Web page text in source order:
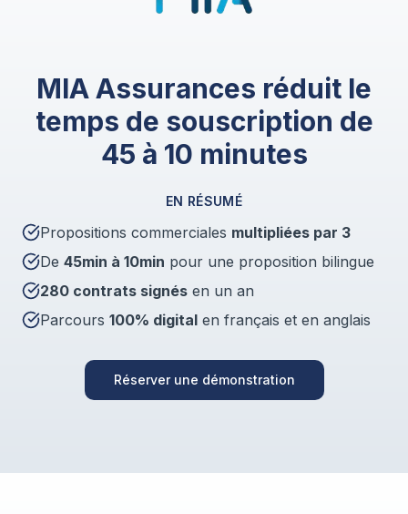
MIA Assurances réduit le
temps de souscription de
45 à 10 minutes
EN RÉSUMÉ
Propositions commerciales multipliées par 3
De 45min à 10min pour une proposition bilingue
280 contrats signés en un an
Parcours 100% digital en français et en anglais
Réserver une démonstration